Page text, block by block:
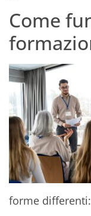
Come
forme differenti: